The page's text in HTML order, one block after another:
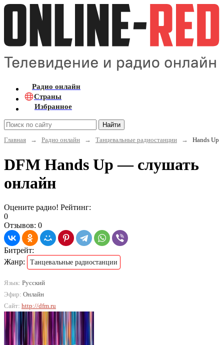
Радио онлайн
Страны
Избранное
Найти
Главная
→ Радио онлайн → Танцевальные радиостанции → Hands Up
DFM Hands Up — слушать
онлайн
Оцените радио! Рейтинг:
0
Отзывов: 0
Битрейт:
Жанр:
Танцевальные радиостанции
Язык: Русский
Эфир: Онлайн
Сайт: http://dfm.ru